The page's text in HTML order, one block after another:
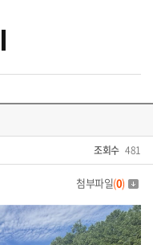
조회수 481
첨부파일(0)